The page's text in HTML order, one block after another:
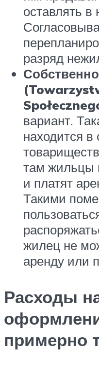
оставлять в
разряд
вариант.
находится в
там жильцы
и платят
Такими
жилец не
аренду или
Расходы
примерно